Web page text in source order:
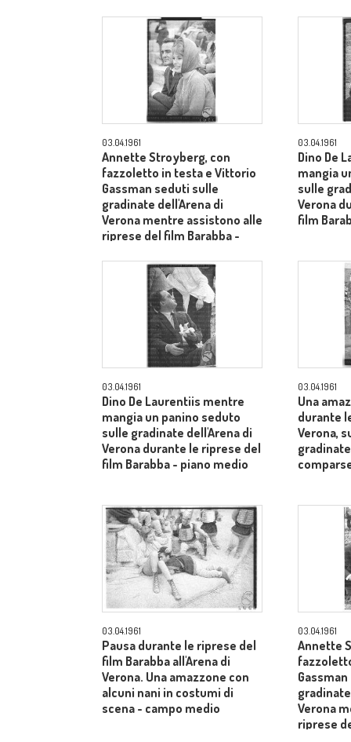
03.04.1961
Annette Stroyberg, con
fazzoletto in testa e Vittorio
Gassman seduti sulle
gradinate dell'Arena di
Verona mentre assistono alle
riprese del film Barabba -
03.04.1961
Dino De
mangia
sulle
Verona
film
03.04.1961
Dino De Laurentiis mentre
mangia un panino seduto
sulle gradinate dell'Arena di
Verona durante le riprese del
film Barabba - piano medio
03.04.1961
Una
durante
Verona,
03.04.1961
Pausa durante le riprese del
film Barabba all'Arena di
Verona. Una amazzone con
alcuni nani in costumi di
scena - campo medio
03.04.1961
Annette
Verona
riprese